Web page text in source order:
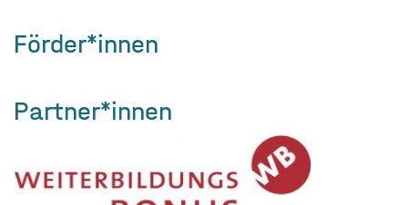
Partner*innen
Förder*innen